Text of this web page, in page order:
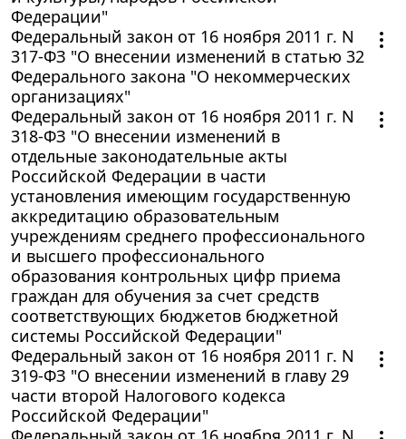
Федерации"
Федеральный закон от 16 ноября 2011 г. N
317-ФЗ "О внесении изменений в статью 32
Федерального закона "О некоммерческих
организациях"
Федеральный закон от 16 ноября 2011 г. N
318-ФЗ "О внесении изменений в
отдельные законодательные акты
Российской Федерации в части
установления имеющим государственную
аккредитацию образовательным
учреждениям среднего профессионального
и высшего профессионального
образования контрольных цифр приема
граждан для обучения за счет средств
соответствующих бюджетов бюджетной
системы Российской Федерации"
Федеральный закон от 16 ноября 2011 г. N
319-ФЗ "О внесении изменений в главу 29
части второй Налогового кодекса
Российской Федерации"